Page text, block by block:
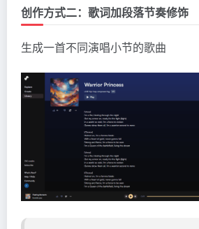
创作方式二：歌词加段落节奏修饰
生成一首不同演唱小节的歌曲